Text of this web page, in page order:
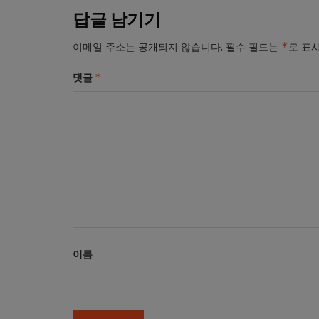
답글 남기기
이메일 주소는 공개되지 않습니다. 필수 필드는 *로 표
댓글 *
이름